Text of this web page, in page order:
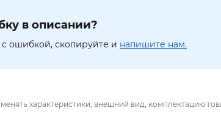
в описании?
с ошибкой, скопируйте и напишите нам.
характеристики, внешний вид, комплектацию